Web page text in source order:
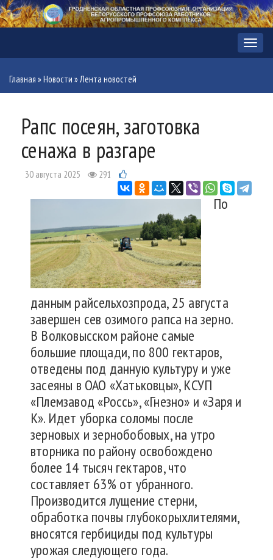
Меню
Главная »Новости »Лента новостей
Рапс посеян, заготовка
сенажа в разгаре
30 августа 2025 291
По
данным райсельхозпрода, 25 августа
завершен сев озимого рапса на зерно.
В Волковысском районе самые
большие площади, по 800 гектаров,
отведены под данную культуру и уже
засеяны в ОАО «Хатьковцы», КСУП
«Племзавод «Россь», «Гнезно» и «Заря и
К». Идет уборка соломы после
зерновых и зернобобовых, на утро
вторника по району освобождено
более 14 тысяч гектаров, что
составляет 63% от убранного.
Производится лущение стерни,
обработка почвы глубокорыхлителями,
вносятся гербициды под культуры
урожая следующего года.